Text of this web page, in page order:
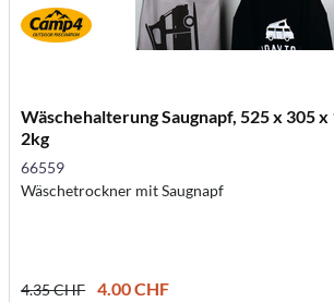
Wäschehalterung Saugnapf, 525 x 305 x
2kg
66559
Wäschetrockner mit Saugnapf
4.35 CHF 4.00 CHF